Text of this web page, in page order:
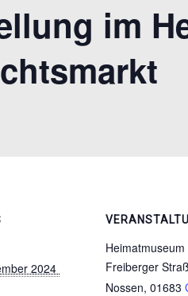
im
2024
Heimatmuseum
Freiberger
Nossen, 01683